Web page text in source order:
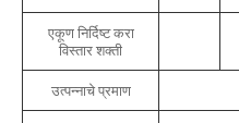
एकूण निर्दिष्ट करा
विस्तार शक्ती
उत्पन्नाचे प्रमाण